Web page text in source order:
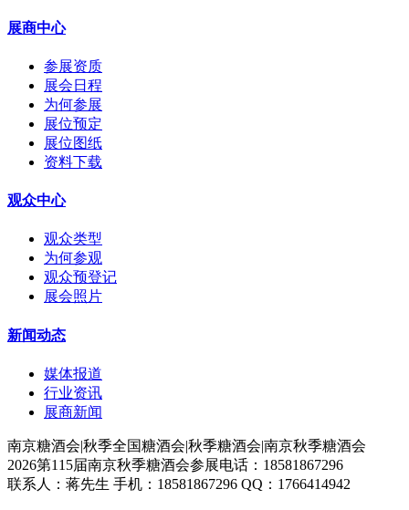
展商中心
参展资质
展会日程
为何参展
展位预定
展位图纸
资料下载
观众中心
观众类型
为何参观
观众预登记
展会照片
新闻动态
媒体报道
行业资讯
展商新闻
南京糖酒会|秋季全国糖酒会|秋季糖酒会|南京秋季糖酒会
2026第115届南京秋季糖酒会参展电话：18581867296
联系人：蒋先生 手机：18581867296 QQ：1766414942